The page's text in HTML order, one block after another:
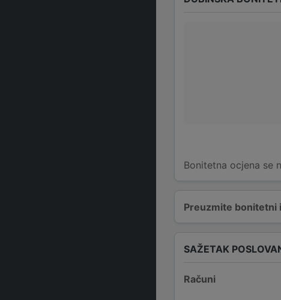
Preuzmite bonitetni
Bonitetna ocjena se
SAŽETAK
Računi